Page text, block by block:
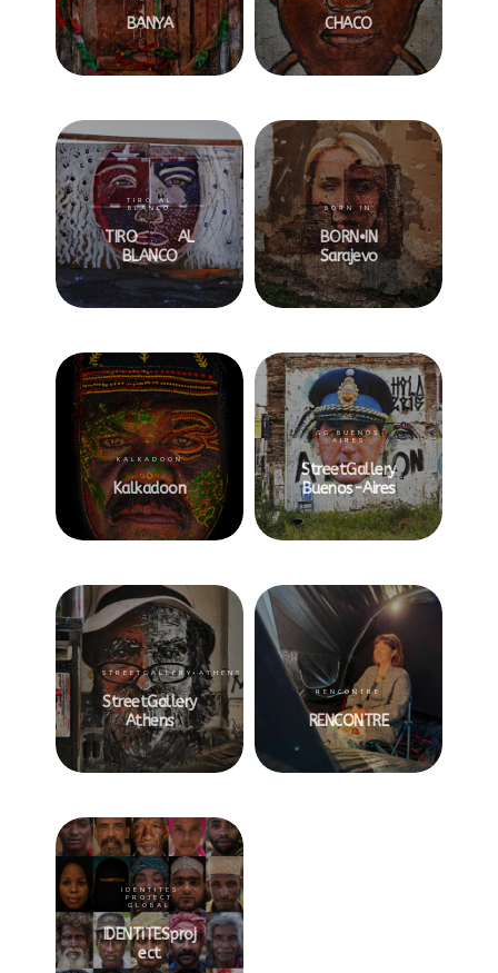
BANYA CHACO
TIRO AL
BLANCO
TIRO AL
BLANCO
BORN IN
BORN•iN
Sarajevo
KALKADOON
Kalkadoon
SG BUENOS
AIRES
StreetGallery
Buenos-Aires
STREETGALLERY•ATHENS
StreetGallery
Athens
RENCONTRE
RENCONTRE
IDENTITES
PROJECT
GLOBAL
IDENTiTESproj
Ect